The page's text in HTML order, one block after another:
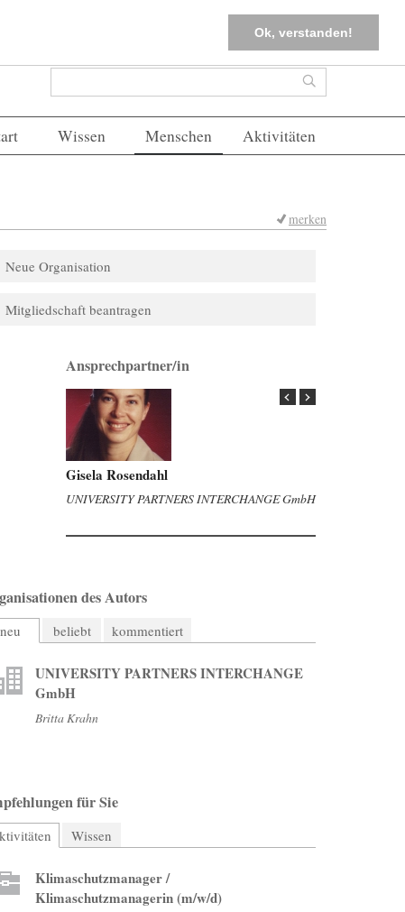
Ok, verstanden!
FAQs Einloggen
Suchformular Suche
Wissen Menschen Aktivitäten
merken
Neue Organisation
Mitgliedschaft beantragen
Ansprechpartner/in
Gisela Rosendahl
UNIVERSITY PARTNERS INTERCHANGE GmbH
des Autors
neu beliebt kommentiert
UNIVERSITY PARTNERS INTERCHANGE
GmbH
Britta Krahn
für Sie
(aktiver Reiter)
Wissen
Klimaschutzmanager /
Klimaschutzmanagerin (m/w/d)